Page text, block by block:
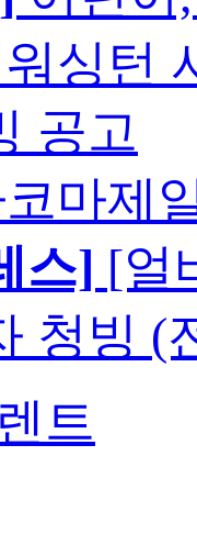
워싱턴
공고
마제
스] [얼
청빙 (
트